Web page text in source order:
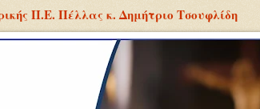
Π.Ε. Πέλλας κ. Δημήτριο Τσουφλίδη